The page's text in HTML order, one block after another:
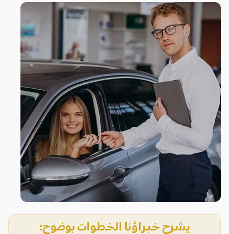
يشرح خبراؤنا الخطوات بوضوح: